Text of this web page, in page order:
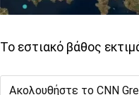
Το εστιακό βάθος
Ακολουθήστε το CNN